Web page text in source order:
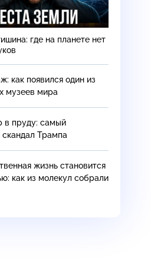
где на планете нет
как появился один из
музеев мира
в пруду: самый
Трампа
жизнь становится
как из молекул собрали